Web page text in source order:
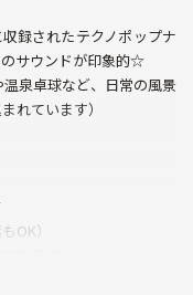
録されたテクノポップナ
サウンドが印象的☆
泉卓球など、日常の風景
れています）
OK）